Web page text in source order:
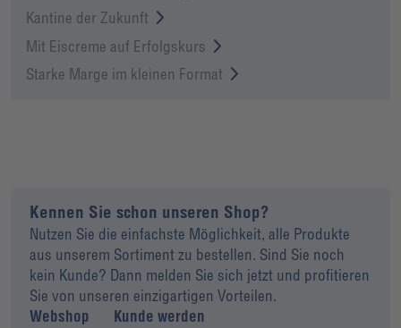
Kantine der Zukunft
Mit Eiscreme auf Erfolgskurs
Starke Marge im kleinen Format
Kennen Sie schon unseren Shop?
Nutzen Sie die einfachste Möglichkeit, alle Produkte
aus unserem Sortiment zu bestellen. Sind Sie noch
kein Kunde? Dann melden Sie sich jetzt und profitieren
Sie von unseren einzigartigen Vorteilen.
Webshop
Kunde werden